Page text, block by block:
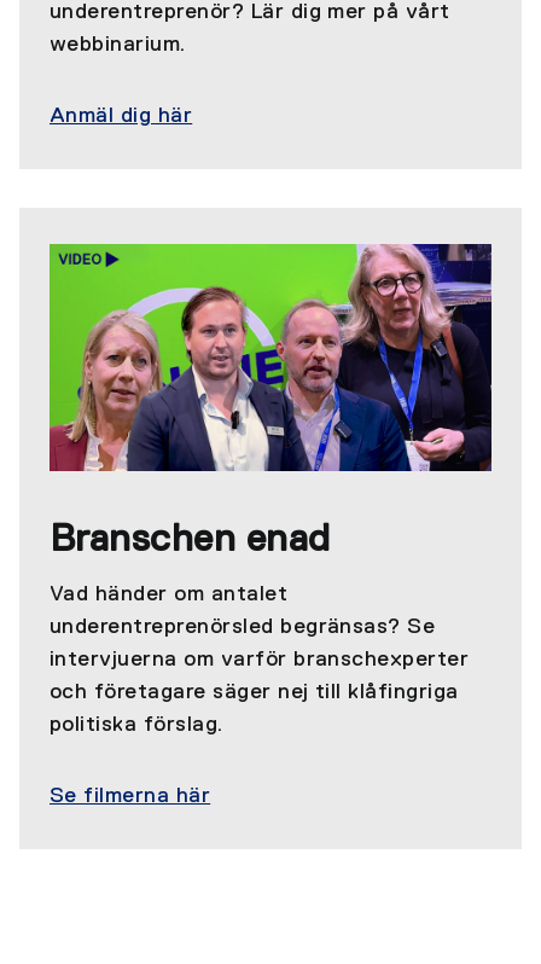
underentreprenör? Lär dig mer på vårt
webbinarium.
Anmäl dig här
Branschen enad
Vad händer om antalet
underentreprenörsled begränsas? Se
intervjuerna om varför branschexperter
och företagare säger nej till klåfingriga
politiska förslag.
Se filmerna här